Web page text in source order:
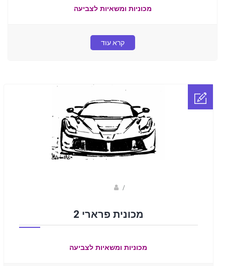
מכוניות ומשאיות לצביעה
קרא עוד
/
מכונית פרארי 2
מכוניות ומשאיות לצביעה